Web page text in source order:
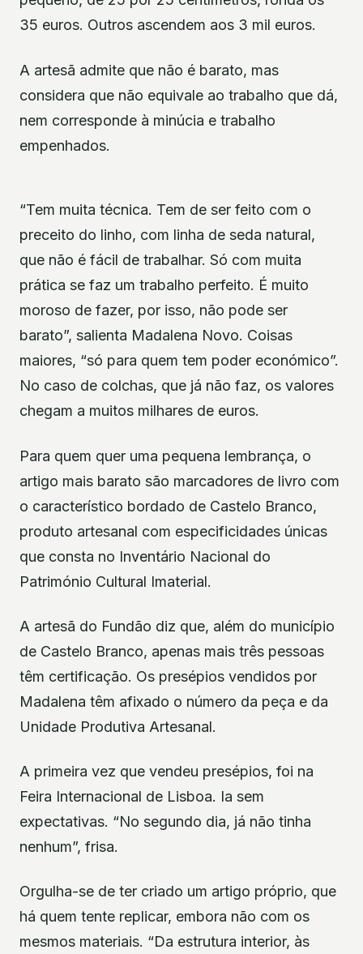
35 euros. Outros ascendem aos 3 mil euros.
A artesã admite que não é barato, mas
considera que não equivale ao trabalho que dá,
nem corresponde à minúcia e trabalho
empenhados.
“Tem muita técnica. Tem de ser feito com o
preceito do linho, com linha de seda natural,
que não é fácil de trabalhar. Só com muita
prática se faz um trabalho perfeito. É muito
moroso de fazer, por isso, não pode ser
barato”, salienta Madalena Novo. Coisas
maiores, “só para quem tem poder económico”.
No caso de colchas, que já não faz, os valores
chegam a muitos milhares de euros.
Para quem quer uma pequena lembrança, o
artigo mais barato são marcadores de livro com
o característico bordado de Castelo Branco,
produto artesanal com especificidades únicas
que consta no Inventário Nacional do
Património Cultural Imaterial.
A artesã do Fundão diz que, além do município
de Castelo Branco, apenas mais três pessoas
têm certificação. Os presépios vendidos por
Madalena têm afixado o número da peça e da
Unidade Produtiva Artesanal.
A primeira vez que vendeu presépios, foi na
Feira Internacional de Lisboa. Ia sem
expectativas. “No segundo dia, já não tinha
nenhum”, frisa.
Orgulha-se de ter criado um artigo próprio, que
há quem tente replicar, embora não com os
mesmos materiais. “Da estrutura interior, às